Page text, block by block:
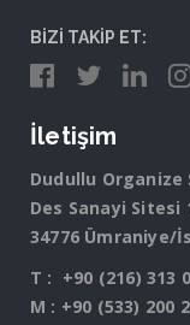
BİZİ TAKİP ET:
İletişim
Dudullu Organize
Des Sanayi Sitesi
34776 Ümraniye/
T : +90 (216) 313
M : +90 (533) 200